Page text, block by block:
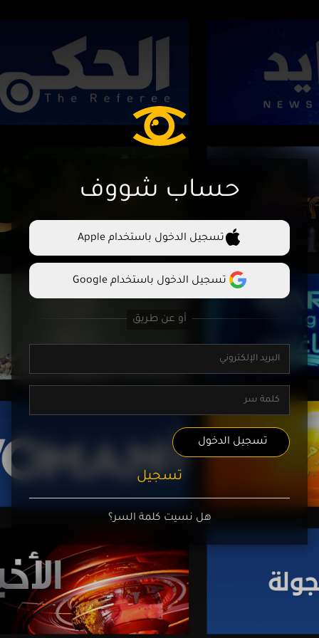
حساب شووف
تسجيل الدخول باستخدام Apple
تسجيل الدخول باستخدام Google
تسجيل الدخول
تسجيل
هل نسيت كلمة السر؟